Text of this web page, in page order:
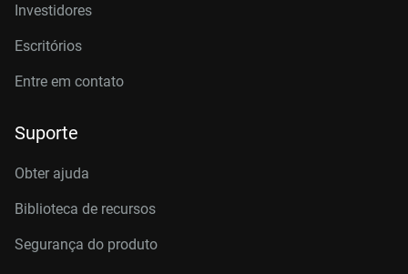
Investidores
Escritórios
Entre em contato
Suporte
Obter ajuda
Biblioteca de recursos
Segurança do produto